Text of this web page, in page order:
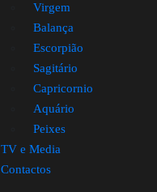
Virgem
Balança
Escorpião
Sagitário
Capricornio
Aquário
Peixes
TV e Media
Contactos